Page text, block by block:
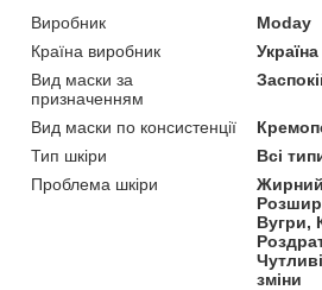
Виробник
Moday
Країна виробник
Україна
Вид маски за
призначенням
Вид маски по консистенції
Тип шкіри
Всі
Проблема шкіри
Вугри,
зміни